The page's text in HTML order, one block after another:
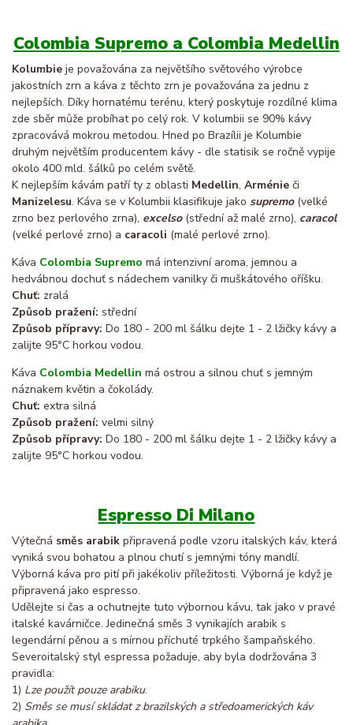
Colombia Supremo a Colombia Medellin
Kolumbie je považována za největšího světového výrobce
jakostních zrn a káva z těchto zrn je považována za jednu z
nejlepších. Díky hornatému terénu, který poskytuje rozdílné klima
zde sběr může probíhat po celý rok. V kolumbii se 90% kávy
zpracovává mokrou metodou. Hned po Brazílii je Kolumbie
druhým největším producentem kávy - dle statisik se ročně vypije
okolo 400 mld. šálků po celém světě.
K nejlepším kávám patří ty z oblasti Medellin, Arménie či
Manizelesu. Káva se v Kolumbii klasifikuje jako supremo(velké
zrno bez perlového zrna), excelso(střední až malé zrno), caracol
(velké perlové zrno) a caracoli (malé perlové zrno).
Káva Colombia Supremo má intenzivní aroma, jemnou a
hedvábnou dochuť s nádechem vanilky či muškátového oříšku.
Chuť: zralá
Způsob pražení: střední
Způsob přípravy: Do 180 - 200 ml šálku dejte 1 - 2 lžičky kávy a
zalijte 95°C horkou vodou.
Káva Colombia Medellin má ostrou a silnou chuť s jemným
náznakem květin a čokolády.
Chuť: extra silná
Způsob pražení: velmi silný
Způsob přípravy: Do 180 - 200 ml šálku dejte 1 - 2 lžičky kávy a
zalijte 95°C horkou vodou.
Espresso Di Milano
Výtečná směs arabik připravená podle vzoru italských káv, která
vyniká svou bohatou a plnou chutí s jemnými tóny mandlí.
Výborná káva pro pití při jakékoliv příležitosti. Výborná je když je
připravená jako espresso.
Udělejte si čas a ochutnejte tuto výbornou kávu, tak jako v pravé
italské kavárničce. Jedinečná směs 3 vynikajích arabik s
legendární pěnou a s mírnou příchuté trpkého šampaňského.
Severoitalský styl espressa požaduje, aby byla dodržována 3
pravidla:
1) Lze použít pouze arabiku.
2) Směs se musí skládat z brazilských a středoamerických káv